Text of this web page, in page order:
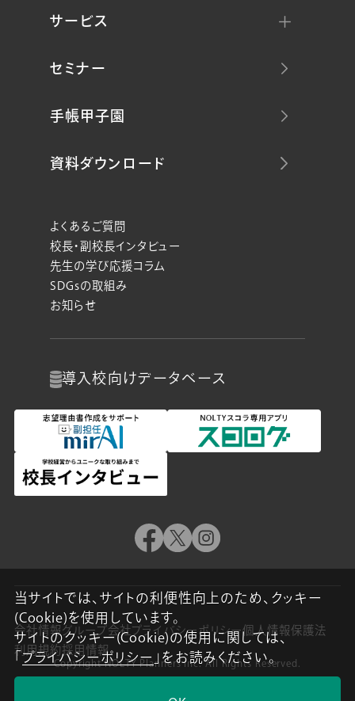
サービス
セミナー
手帳甲子園
資料ダウンロード
よくあるご質問
校長・副校長インタビュー
先生の学び応援コラム
SDGsの取組み
お知らせ
導入校向けデータベース
会社情報 グループ会社プライバシーポリシー個人情報保護法
利用規約 採用情報
Copyright NOLTY Planners Inc. All Rights Reserved.
当サイトでは、サイトの利便性向上のため、クッキー
(Cookie)を使用しています。
サイトのクッキー(Cookie)の使用に関しては、
「プライバシーポリシー 」をお読みください。